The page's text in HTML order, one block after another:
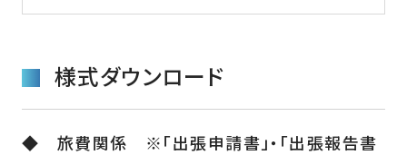
様式ダウンロード
◆ 旅費関係 ※「出張申請書」・「出張報告書